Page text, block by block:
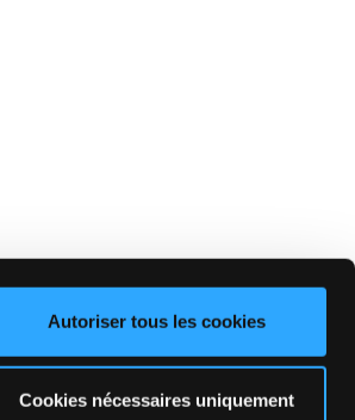
Autoriser tous les cookies
Cookies nécessaires uniquement